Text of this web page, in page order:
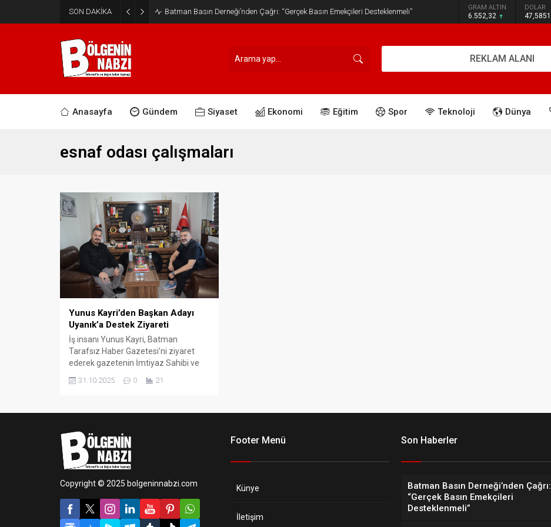
SON DAKİKA Batman Basın Derneği’nden Çağrı: “Gerçek Basın Emekçileri Desteklenmeli” GRAM ALTIN
6.552,32
DOLAR
47,5851
REKLAM ALANI
Anasayfa Gündem Siyaset Ekonomi Eğitim Spor Teknoloji Dünya
esnaf odası çalışmaları
Yunus Kayri’den Başkan Adayı
Uyanık’a Destek Ziyareti
İş insanı Yunus Kayri, Batman
Tarafsız Haber Gazetesi’ni ziyaret
ederek gazetenin İmtiyaz Sahibi ve
Başkan Adayı Cebrail Uyanık ile bir
31.10.2025 0 21
Copyright © 2025 bolgeninnabzi.com
Footer Menü
Künye
İletişim
Son Haberler
Batman Basın Derneği’nden Çağrı:
“Gerçek Basın Emekçileri
Desteklenmeli”